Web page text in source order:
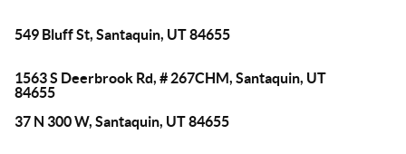
549 Bluff St, Santaquin, UT 84655
1563 S Deerbrook Rd, # 267CHM, Santaquin, UT
84655
37 N 300 W, Santaquin, UT 84655